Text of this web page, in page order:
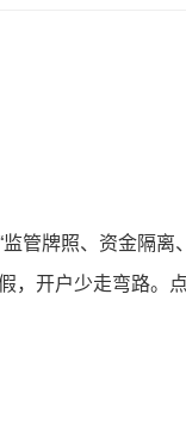
管牌照、资金隔离
，开户少走弯路。